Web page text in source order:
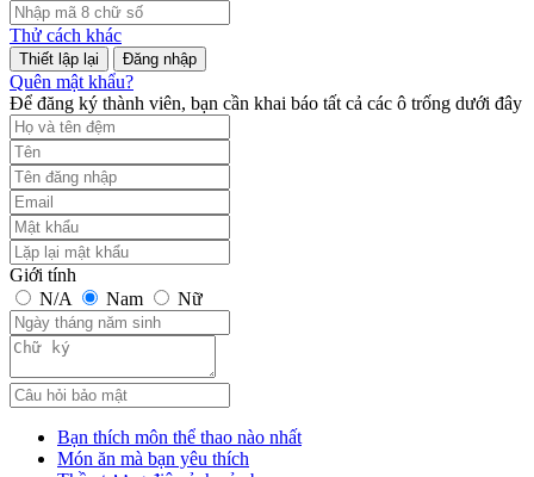
Thử cách khác
Đăng nhập
Quên mật khẩu?
Để đăng ký thành viên, bạn cần khai báo tất cả các ô trống dưới đây
Giới tính
N/A
Nam Nữ
Bạn thích môn thể thao nào nhất
Món ăn mà bạn yêu thích